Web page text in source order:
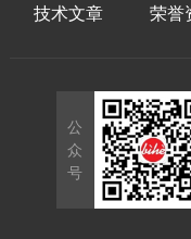
技术文章 荣誉
公
众
号